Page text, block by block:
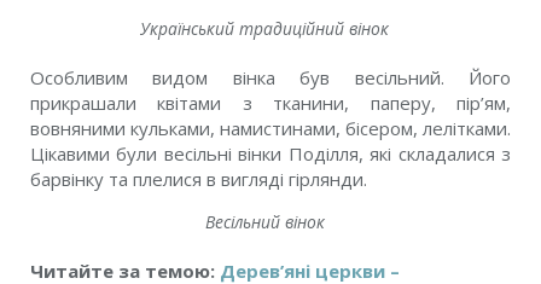
Український традиційний вінок
Особливим видом вінка був весільний. Його
прикрашали квітами з тканини, паперу, пір’ям,
вовняними кульками, намистинами, бісером, лелітками.
Цікавими були весільні вінки Поділля, які складалися з
барвінку та плелися в вигляді гірлянди.
Весільний вінок
Читайте за темою: Дерев’яні церкви –